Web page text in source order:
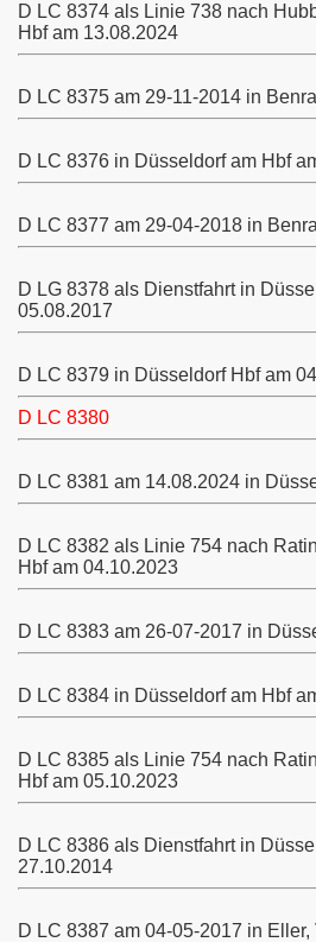
D LC 8374 als Linie 738 nach
Hbf am 13.08.2024
D LC 8375 am 29-11-2014 in
D LC 8376 in Düsseldorf am Hbf
D LC 8377 am 29-04-2018 in
D LG 8378 als Dienstfahrt in
05.08.2017
D LC 8379 in Düsseldorf Hbf am
D LC 8380
D LC 8381 am 14.08.2024 in
D LC 8382 als Linie 754 nach
Hbf am 04.10.2023
D LC 8383 am 26-07-2017 in
D LC 8384 in Düsseldorf am Hbf
D LC 8385 als Linie 754 nach
Hbf am 05.10.2023
D LC 8386 als Dienstfahrt in
27.10.2014
D LC 8387 am 04-05-2017 in
8407)
8413)
8651-8670)